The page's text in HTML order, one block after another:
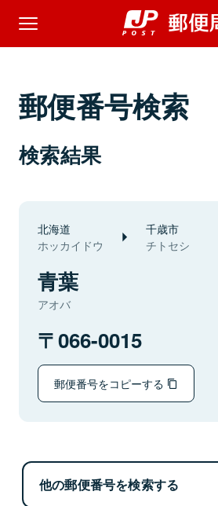
郵便番号検索
検索結果
北海道
ホッカイドウ
千歳市
チトセシ
青葉
アオバ
066-0015
郵便番号をコピーする
他の郵便番号を検索する